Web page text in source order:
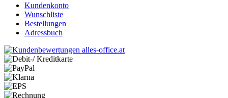
Kundenkonto
Wunschliste
Bestellungen
Adressbuch